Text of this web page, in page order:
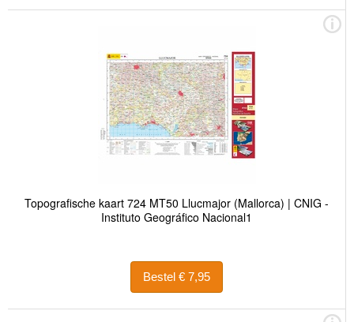
Topografische kaart 724 MT50 Llucmajor (Mallorca) | CNIG -
Instituto Geográfico Nacional1
Bestel € 7,95